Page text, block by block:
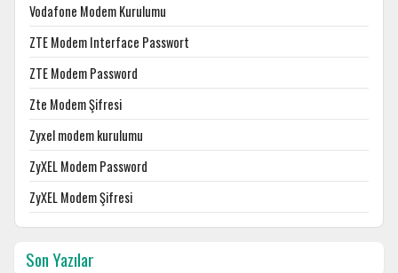
Vodafone Modem Kurulumu
ZTE Modem Interface Passwort
ZTE Modem Password
Zte Modem Şifresi
Zyxel modem kurulumu
ZyXEL Modem Password
ZyXEL Modem Şifresi
Son Yazılar